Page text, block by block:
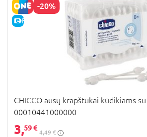
-20%
E-KAINA
CHICCO ausų krapštukai kūdikiams
00010441000000
3,59 €
4,49 €